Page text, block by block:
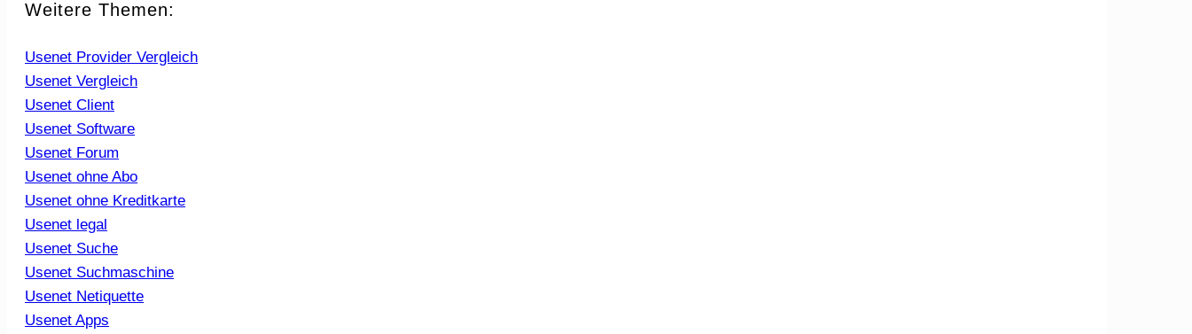
Weitere Themen:
Usenet Provider Vergleich
Usenet Vergleich
Usenet Client
Usenet Software
Usenet Forum
Usenet ohne Abo
Usenet ohne Kreditkarte
Usenet legal
Usenet Suche
Usenet Suchmaschine
Usenet Netiquette
Usenet Apps